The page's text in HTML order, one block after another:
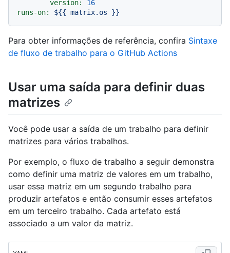
version:
16
runs-on:
${{ matrix.os }}
Para obter informações de referência, confira Sintaxe
de fluxo de trabalho para o GitHub Actions
Usar uma saída para definir duas
matrizes
Você pode usar a saída de um trabalho para definir
matrizes para vários trabalhos.
Por exemplo, o fluxo de trabalho a seguir demonstra
como definir uma matriz de valores em um trabalho,
usar essa matriz em um segundo trabalho para
produzir artefatos e então consumir esses artefatos
em um terceiro trabalho. Cada artefato está
associado a um valor da matriz.